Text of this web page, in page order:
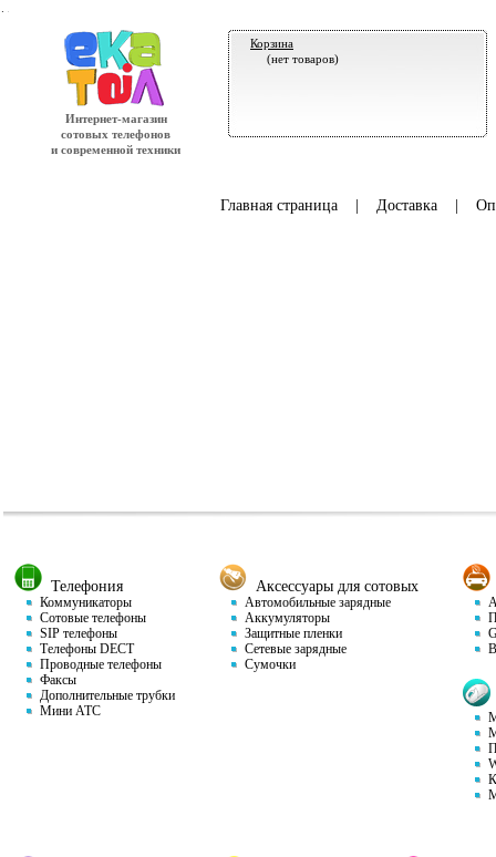
Интернет-магазин
сотовых телефонов
и современной техники
Корзина
(нет товаров)
Главная страница| Доставка|
Телефония
Коммуникаторы
Сотовые телефоны
SIP телефоны
Телефоны DECT
Проводные телефоны
Факсы
Дополнительные трубки
Мини АТС
Аксессуары для сотовых
Автомобильные зарядные
Аккумуляторы
Защитные пленки
Сетевые зарядные
Сумочки